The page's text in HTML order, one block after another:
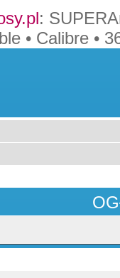
:
• Calibre •